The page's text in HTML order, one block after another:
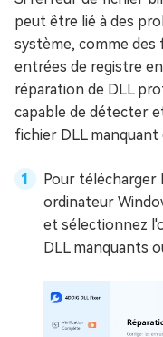
peut être lié à des
système, comme des
entrées de registre
réparation de DLL
capable de détecter
fichier DLL manquant
Pour télécharger
ordinateur
et sélectionnez
DLL manquants